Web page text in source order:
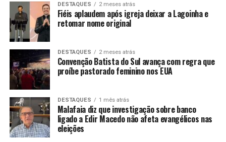
DESTAQUES 2 meses atrás
Fiéis aplaudem após igreja deixar a Lagoinha e
retomar nome original
DESTAQUES 2 meses atrás
Convenção Batista do Sul avança com regra que
proíbe pastorado feminino nos EUA
DESTAQUES 1 mês atrás
Malafaia diz que investigação sobre banco
ligado a Edir Macedo não afeta evangélicos nas
eleições